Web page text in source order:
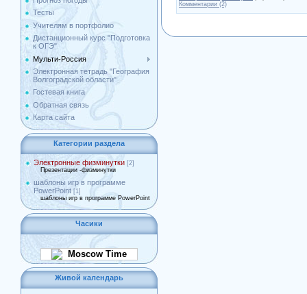
Тесты
Учителям в портфолио
Дистанционный курс "Подготовка
к ОГЭ"
Мульти-Россия
Электронная тетрадь "География
Волгоградской области"
Гостевая книга
Обратная связь
Карта сайта
Категории раздела
Электронные физминутки [2]
Презентации -физминутки
шаблоны игр в программе
PowerPoint [1]
шаблоны игр в программе PowerPoint
Часики
Moscow Time
Живой календарь
Комментарии (2)